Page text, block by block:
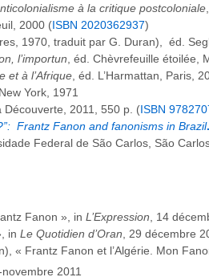
à la critique postcoloniale
2000 (ISBN 2020362937)
1970, traduit par G. Duran), éd.
l’importun , éd. Chèvrefeuille étoilée,
et à l’Afrique , éd. L’Harmattan, Paris,
York, 1971
Découverte, 2011, 550 p. (ISBN
Frantz Fanon and fanonisms in Brazil.
Federal de São Carlos, São
Fanon », in L’Expression , 14
in Le Quotidien d’Oran , 29 décembre
« Frantz Fanon et l’Algérie. Mon
2011